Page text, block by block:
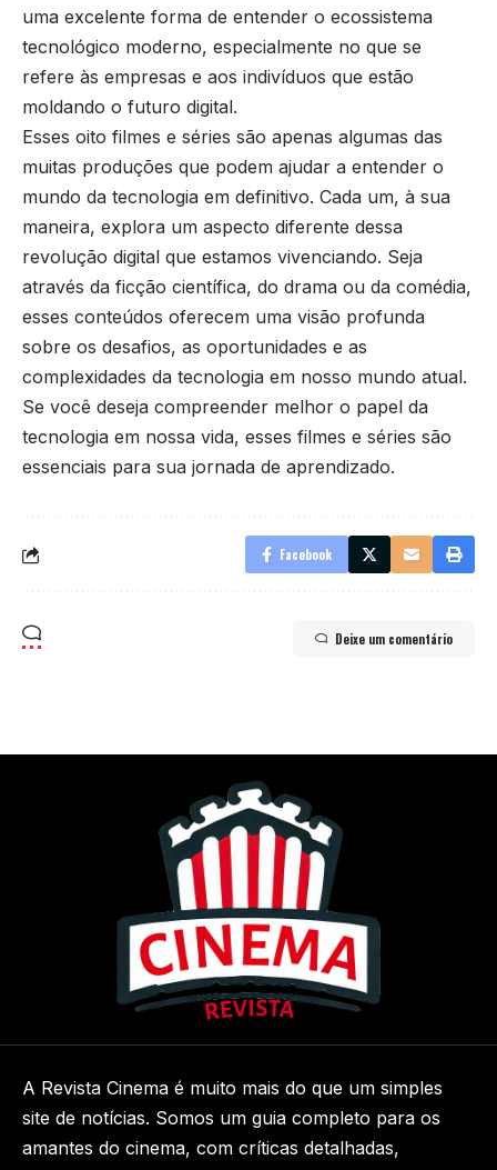
uma excelente forma de entender o ecossistema
tecnológico moderno, especialmente no que se
refere às empresas e aos indivíduos que estão
moldando o futuro digital.
Esses oito filmes e séries são apenas algumas das
muitas produções que podem ajudar a entender o
mundo da tecnologia em definitivo. Cada um, à sua
maneira, explora um aspecto diferente dessa
revolução digital que estamos vivenciando. Seja
através da ficção científica, do drama ou da comédia,
esses conteúdos oferecem uma visão profunda
sobre os desafios, as oportunidades e as
complexidades da tecnologia em nosso mundo atual.
Se você deseja compreender melhor o papel da
tecnologia em nossa vida, esses filmes e séries são
essenciais para sua jornada de aprendizado.
Facebook
Deixe um comentário
A Revista Cinema é muito mais do que um simples
site de notícias. Somos um guia completo para os
amantes do cinema, com críticas detalhadas,